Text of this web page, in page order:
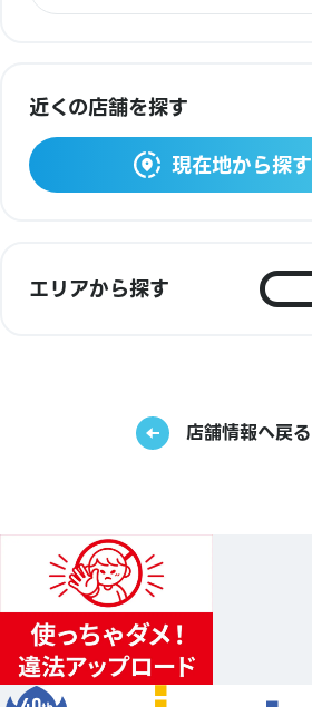
近くの店舗を探す
現在地から探す
エリアから探す
店舗情報へ戻る